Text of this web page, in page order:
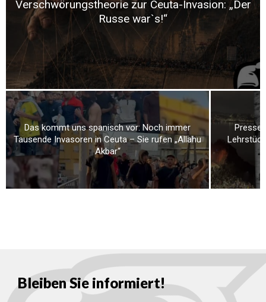
Verschwörungstheorie zur Ceuta-Invasion: „Der
Russe war`s!“
Das kommt uns spanisch vor: Noch immer
Tausende Invasoren in Ceuta – Sie rufen „Allahu
Akbar“
Bleiben Sie informiert!